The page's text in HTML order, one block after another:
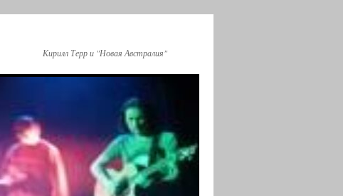
Кирилл Терр и "Новая Австралия"